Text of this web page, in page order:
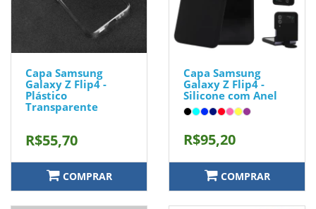
Capa Samsung
Galaxy Z Flip4 -
Plástico
Transparente
R$55,70
COMPRAR
Capa Samsung
Galaxy Z Flip4 -
Silicone com Anel
R$95,20
COMPRAR